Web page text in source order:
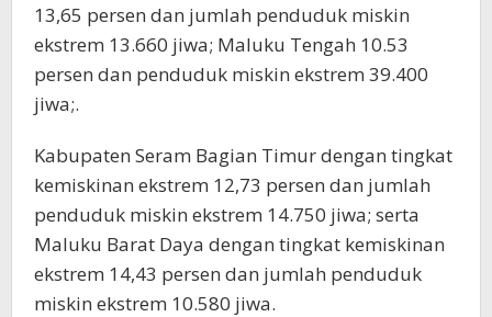
13,65 persen dan jumlah penduduk miskin
ekstrem 13.660 jiwa; Maluku Tengah 10.53
persen dan penduduk miskin ekstrem 39.400
jiwa;.
Kabupaten Seram Bagian Timur dengan tingkat
kemiskinan ekstrem 12,73 persen dan jumlah
penduduk miskin ekstrem 14.750 jiwa; serta
Maluku Barat Daya dengan tingkat kemiskinan
ekstrem 14,43 persen dan jumlah penduduk
miskin ekstrem 10.580 jiwa.